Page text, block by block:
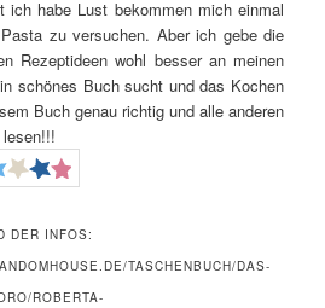
ich habe Lust bekommen mich einmal
zu versuchen. Aber ich gebe die
Rezeptideen wohl besser an meinen
schönes Buch sucht und das Kochen
Buch genau richtig und alle anderen
DER INFOS:
TASCHENBUCH/DAS-
ROBERTA-